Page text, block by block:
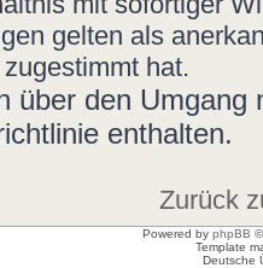
gelten als
hat.
über den
enthalten.
Zurück
Powered by phpBB
Template
Deutsche